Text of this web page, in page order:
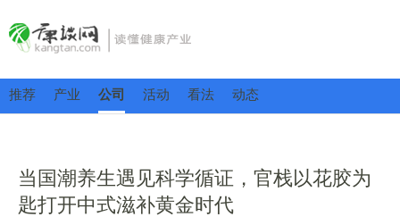
推荐 产业 公司 活动 看法 动态
当国潮养生遇见科学循证，官栈以花胶为
匙打开中式滋补黄金时代